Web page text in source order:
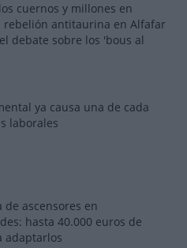
cuernos y millones en
rebelión antitaurina en Alfafar
debate sobre los 'bous al
ya causa una de cada
laborales
de ascensores en
hasta 40.000 euros de
adaptarlos